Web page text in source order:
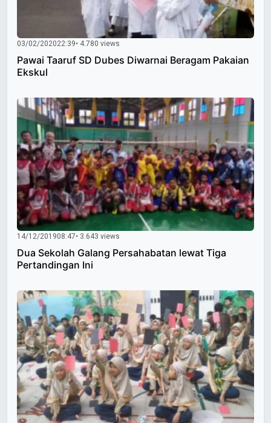
03/02/202022:39• 4.780 views
Pawai Taaruf SD Dubes Diwarnai Beragam Pakaian
Ekskul
14/12/201908:47• 3.643 views
Dua Sekolah Galang Persahabatan lewat Tiga
Pertandingan Ini